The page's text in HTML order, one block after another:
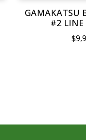
GAMAKATSU
#2 LINE